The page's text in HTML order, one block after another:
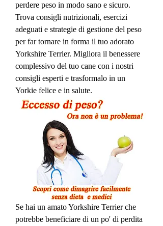
perdere peso in modo sano e sicuro.
Trova consigli nutrizionali, esercizi
adeguati e strategie di gestione del peso
per far tornare in forma il tuo adorato
Yorkshire Terrier. Migliora il benessere
complessivo del tuo cane con i nostri
consigli esperti e trasformalo in un
Yorkie felice e in salute.
Se hai un amato Yorkshire Terrier che
potrebbe beneficiare di un po' di perdita